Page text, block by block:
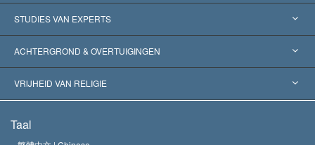
Verenigde Staten
Wereldwijde Erkenningen
Historische Beslissingen
STUDIES VAN EXPERTS
Expertises per Categorie
’s Werelds Meest Vooraanstaande Experts
ACHTERGROND & OVERTUIGINGEN
L. Ron Hubbard
Het Credo van de Scientology Kerk
VRIJHEID VAN RELIGIE
Taal